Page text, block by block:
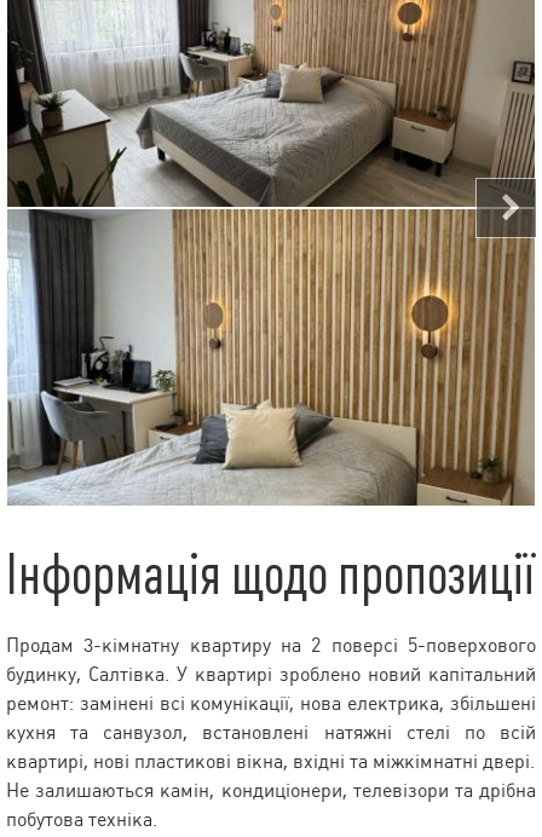
Інформація щодо пропозиції
Продам 3-кімнатну квартиру на 2 поверсі 5-поверхового
будинку, Салтівка. У квартирі зроблено новий капітальний
ремонт: замінені всі комунікації, нова електрика, збільшені
кухня та санвузол, встановлені натяжні стелі по всій
квартирі, нові пластикові вікна, вхідні та міжкімнатні двері.
Не залишаються камін, кондиціонери, телевізори та дрібна
побутова техніка.